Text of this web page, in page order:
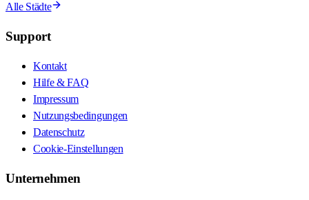
Alle Städte
Support
Kontakt
Hilfe & FAQ
Impressum
Nutzungsbedingungen
Datenschutz
Cookie-Einstellungen
Unternehmen